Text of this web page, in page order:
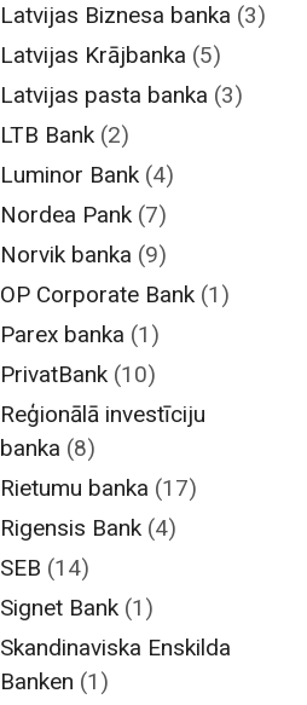
Latvijas Biznesa banka (3)
Latvijas Krājbanka (5)
Latvijas pasta banka (3)
LTB Bank (2)
Luminor Bank (4)
Nordea Pank (7)
Norvik banka (9)
OP Corporate Bank (1)
Parex banka (1)
PrivatBank (10)
Reģionālā investīciju
banka (8)
Rietumu banka (17)
Rigensis Bank (4)
SEB (14)
Signet Bank (1)
Skandinaviska Enskilda
Banken (1)